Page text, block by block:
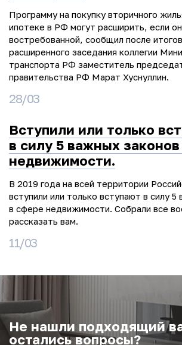
Программу на покупку вторичного
ипотеке в РФ могут расширить, если
востребованной, сообщил после
расширенного заседания коллегии
транспорта РФ заместитель
правительства РФ Марат Хуснуллин.
28/03
Вступили или только
в силу 5 важных
недвижимости.
В 2019 года на всей территории
вступили или только вступают в силу 5
в сфере недвижимости. Собрали все
рассказать вам.
11/03
Не нашли подходящий
остались вопросы?